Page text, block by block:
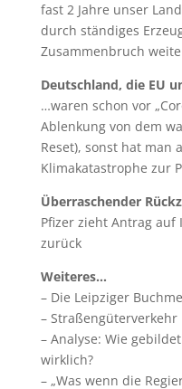
fast 2 Jahre unser
durch ständiges
Zusammenbruch
Deutschland, die EU
…waren schon vor
Ablenkung von dem
Reset), sonst hat man
Klimakatastrophe zur
Überraschender
Pfizer zieht Antrag
zurück
Weiteres…
– Die Leipziger
–
– Analyse: Wie
wirklich?
– „Was wenn die